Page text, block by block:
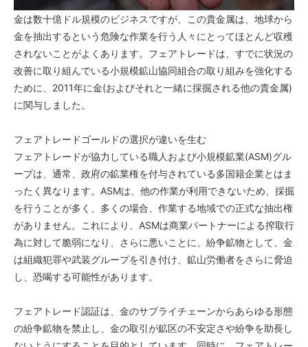
金は数十億ドル規模のビジネスですが、この貴金属は、地球から
金を抽出するという危険な作業を行う人々にとってほとんど収穫
されないことがよくあります。フェアトレードは、すでに状況の
改善に取り組んでいる小規模鉱山協同組合の取り組みを強化する
ために、2011年に金(およびそれと一緒に採掘される他の貴金属)
に関与しました。
フェアトレードゴールドの選択が違いを生む
フェアトレードが協力している職人および小規模鉱業(ASM)グル
ープは、通常、政府の鉱業権を付与されている多国籍企業とはま
ったく異なります。ASMは、他の作業が利用できないため、採掘
を行うことが多く、多くの場合、作業する地域での正式な抽出権
がありません。これにより、ASMは商業パートナーによる搾取行
為に対して脆弱になり、さらに悪いことに、紛争鉱物として、金
は組織犯罪や武装グループを引き付け、鉱山労働者をさらに脅迫
し、恐喝する可能性があります。
フェアトレード認証は、金のサプライチェーンからあらゆる形態
の紛争鉱物を禁止し、金の取引が鉱区の不安定さや紛争を助長し